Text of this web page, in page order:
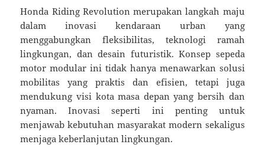
Honda Riding Revolution merupakan langkah maju
dalam inovasi kendaraan urban yang
menggabungkan fleksibilitas, teknologi ramah
lingkungan, dan desain futuristik. Konsep sepeda
motor modular ini tidak hanya menawarkan solusi
mobilitas yang praktis dan efisien, tetapi juga
mendukung visi kota masa depan yang bersih dan
nyaman. Inovasi seperti ini penting untuk
menjawab kebutuhan masyarakat modern sekaligus
menjaga keberlanjutan lingkungan.